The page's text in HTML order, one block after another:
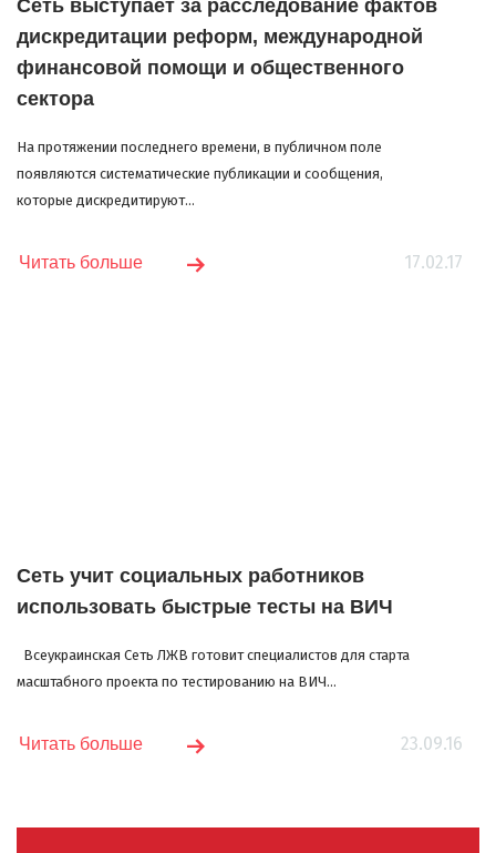
Сеть выступает за расследование фактов
дискредитации реформ, международной
финансовой помощи и общественного
сектора
На протяжении последнего времени, в публичном поле
появляются систематические публикации и сообщения,
которые дискредитируют...
17.02.17
Читать больше
Сеть учит социальных работников
использовать быстрые тесты на ВИЧ
Всеукраинская Сеть ЛЖВ готовит специалистов для старта
масштабного проекта по тестированию на ВИЧ...
23.09.16
Читать больше